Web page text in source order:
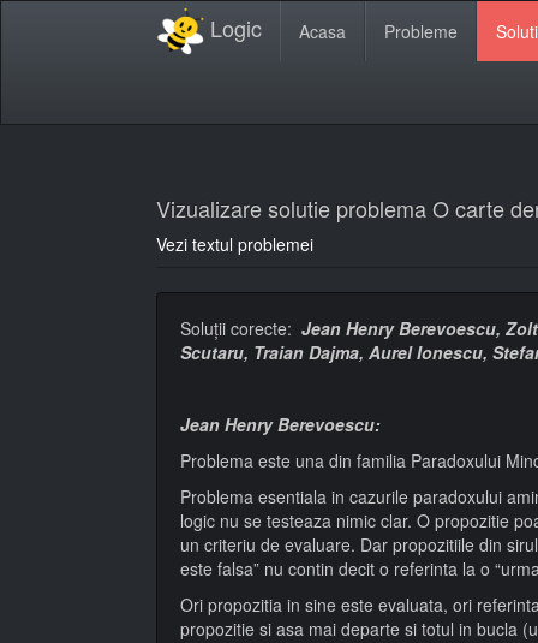
Logic Acasa Probleme
Vizualizare solutie problema O carte
Vezi textul problemei
Soluţii corecte: Jean Henry Berevoescu,
Scutaru, Traian Dajma, Aurel Ionescu,
Jean Henry Berevoescu:
Problema este una din familia Paradoxului
Problema esentiala in cazurile paradoxului
logic nu se testeaza nimic clar. O propozitie
un criteriu de evaluare. Dar propozitiile din
este falsa” nu contin decit o referinta la o
Ori propozitia in sine este evaluata, ori
propozitie si asa mai departe si totul in bucla